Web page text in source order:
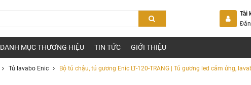
Tài
DANH MỤC THƯƠNG HIỆU TIN TỨC GIỚI THIỆU
Tủ lavabo Enic Bộ tủ chậu, tủ gương Enic LT-120-TRANG | Tủ gương led cảm ứng,